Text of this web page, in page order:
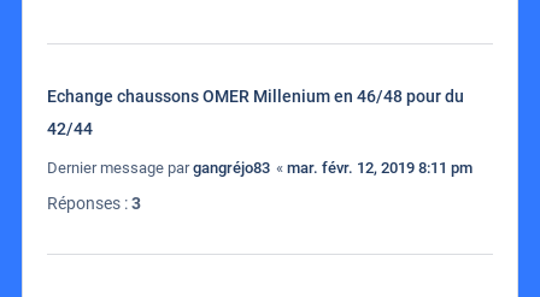
Echange chaussons OMER Millenium en 46/48 pour du
42/44
Dernier message pargangréjo83 « mar. févr. 12, 2019 8:11 pm
Réponses :3